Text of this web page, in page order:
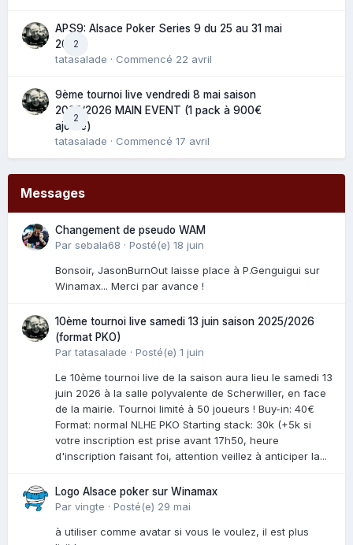
2
APS9: Alsace Poker Series 9 du 25 au 31 mai
2025
tatasalade · Commencé 22 avril
2
9ème tournoi live vendredi 8 mai saison
2025/2026 MAIN EVENT (1 pack à 900€
ajouté)
tatasalade · Commencé 17 avril
Messages
Changement de pseudo WAM
Par sebala68 · Posté(e) 18 juin
Bonsoir, JasonBurnOut laisse place à P.Genguigui sur
Winamax... Merci par avance !
10ème tournoi live samedi 13 juin saison 2025/2026
(format PKO)
Partatasalade · Posté(e) 1 juin
Le 10ème tournoi live de la saison aura lieu le samedi 13
juin 2026 à la salle polyvalente de Scherwiller, en face
de la mairie. Tournoi limité à 50 joueurs ! Buy-in: 40€
Format: normal NLHE PKO Starting stack: 30k (+5k si
votre inscription est prise avant 17h50, heure
d'inscription faisant foi, attention veillez à anticiper la...
Logo Alsace poker sur Winamax
Par vingte · Posté(e) 29 mai
à utiliser comme avatar si vous le voulez, il est plus